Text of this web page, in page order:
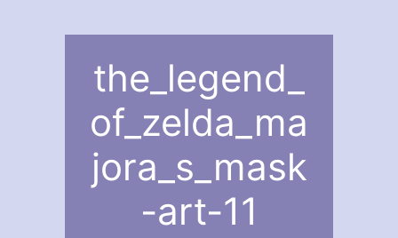
the_legend_
of_zelda_ma
jora_s_mask
-art-11